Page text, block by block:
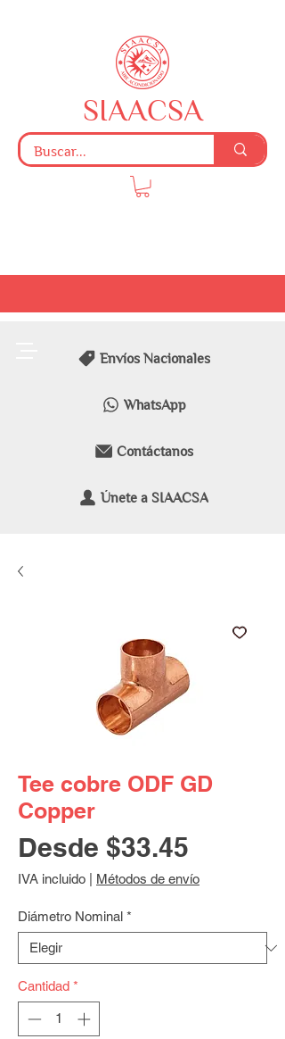
Envíos Nacionales
WhatsApp
Contáctanos
Únete a SIAACSA
SIAACSA
Tee cobre ODF GD
Copper
Desde $33.45
de
IVA incluido Métodos de envío
Diámetro Nominal *
Cantidad *